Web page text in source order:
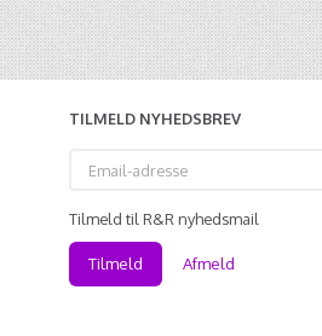
TILMELD NYHEDSBREV
adresse
Tilmeld til R&R nyhedsmail
Tilmeld Afmeld